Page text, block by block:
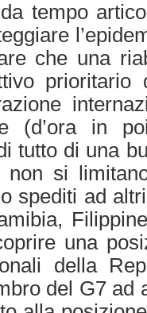
tempo
che una
prioritario
(d’ora in
tutto di una
non si
spediti ad
una
della
del G7 ad